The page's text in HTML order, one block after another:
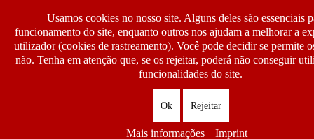
Usamos cookies no nosso site. Alguns deles são essenciais
funcionamento do site, enquanto outros nos ajudam a melhorar a
utilizador (cookies de rastreamento). Você pode decidir se permite
não. Tenha em atenção que, se os rejeitar, poderá não conseguir
funcionalidades do site.
Ok Rejeitar
Mais informações | Imprint